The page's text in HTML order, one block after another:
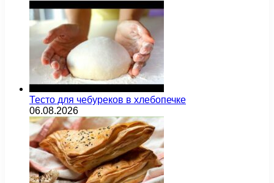
Тесто для чебуреков в хлебопечке
06.08.2026